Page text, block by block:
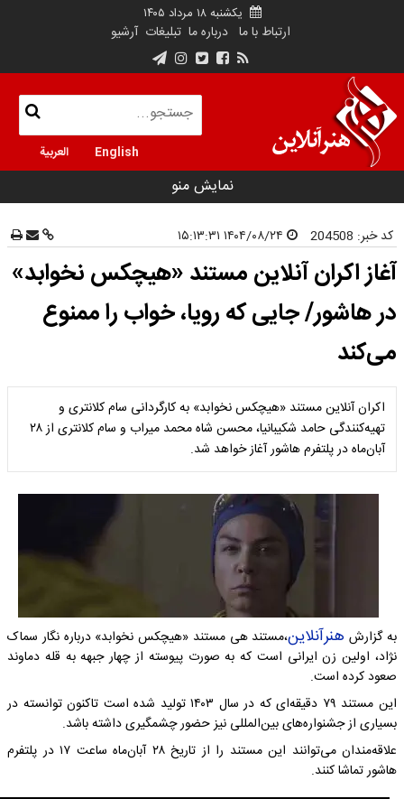
یکشنبه ۱۸ مرداد ۱۴۰۵
ارتباط با ما درباره ما تبلیغات آرشیو
English العربية
نمایش منو
کد خبر: 204508
آغاز اکران آنلاین مستند «هیچکس نخوابد»
در هاشور/ جایی که رویا، خواب را ممنوع
می‌کند
اکران آنلاین مستند «هیچکس نخوابد» به کارگردانی سام کلانتری و
تهیه‌کنندگی حامد شکیبانیا، محسن شاه محمد میراب و سام کلانتری از ۲۸
آبان‌ماه در پلتفرم هاشور آغاز خواهد شد.
به گزارش هنرآنلاین،مستند هی مستند «هیچکس نخوابد» درباره نگار سماک
نژاد، اولین زن ایرانی است که به صورت پیوسته از چهار جبهه به قله دماوند
صعود کرده است.
این‌ مستند ۷۹ دقیقه‌ای که در سال ۱۴۰۳ تولید شده است تاکنون توانسته در
بسیاری از جشنواره‌های بین‌المللی نیز حضور چشمگیری داشته باشد.
علاقه‌مندان می‌توانند این مستند را از تاریخ ۲۸ آبان‌ماه ساعت ۱۷ در پلتفرم
هاشور تماشا کنند.